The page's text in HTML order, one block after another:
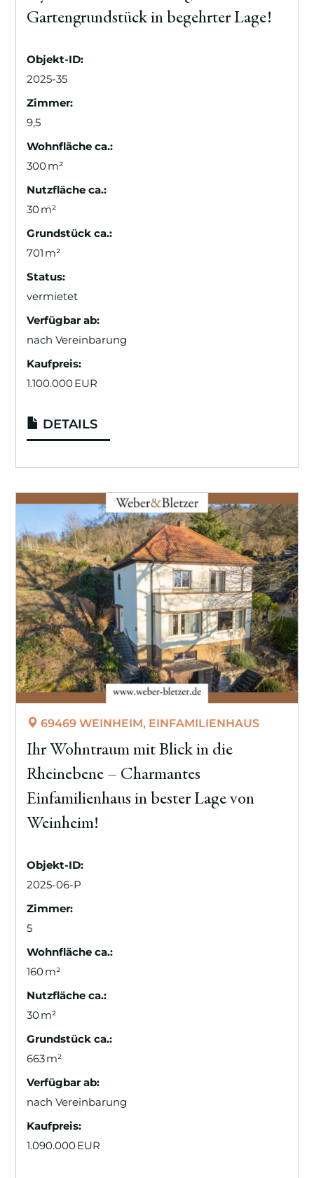
Gartengrundstück in begehrter Lage!
Objekt-ID:
2025-35
Zimmer:
9,5
Wohnfläche ca.:
300 m²
Nutzfläche ca.:
30 m²
Grund­stück ca.:
701 m²
Status:
vermietet
Verfügbar ab:
nach Vereinbarung
Kaufpreis:
1.100.000 EUR
DETAILS
69469 WEINHEIM, EINFAMILIENHAUS
Ihr Wohntraum mit Blick in die
Rheinebene – Charmantes
Einfamilienhaus in bester Lage von
Weinheim!
Objekt-ID:
2025-06-P
Zimmer:
5
Wohnfläche ca.:
160 m²
Nutzfläche ca.:
30 m²
Grund­stück ca.:
663 m²
Verfügbar ab:
nach Vereinbarung
Kaufpreis:
1.090.000 EUR